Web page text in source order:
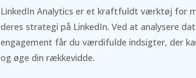
LinkedIn Analytics er et kraftfuldt værktøj for
deres strategi på LinkedIn. Ved at analysere
engagement får du værdifulde indsigter, der
og øge din rækkevidde.